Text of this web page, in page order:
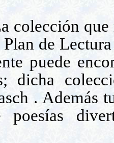
colección que
Plan de
puede
dicha
. Además
poesías